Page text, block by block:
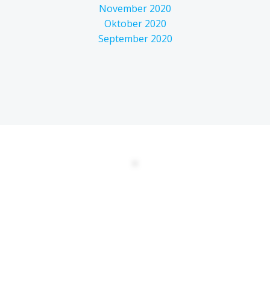
November 2020
Oktober 2020
September 2020